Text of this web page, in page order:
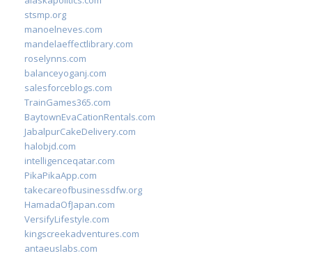
stsmp.org
manoelneves.com
mandelaeffectlibrary.com
roselynns.com
balanceyoganj.com
salesforceblogs.com
TrainGames365.com
BaytownEvaCationRentals.com
JabalpurCakeDelivery.com
halobjd.com
intelligenceqatar.com
PikaPikaApp.com
takecareofbusinessdfw.org
HamadaOfJapan.com
VersifyLifestyle.com
kingscreekadventures.com
antaeuslabs.com